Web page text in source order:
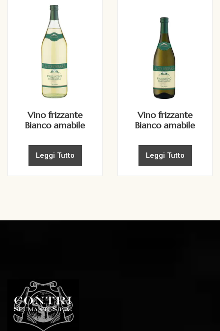
Vino frizzante
Bianco amabile
Leggi Tutto
Vino frizzante
Bianco amabile
Leggi Tutto